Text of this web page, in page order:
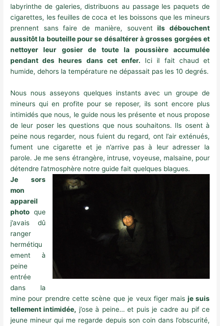
labyrinthe de galeries, distribuons au passage les paquets de
cigarettes, les feuilles de coca et les boissons que les mineurs
prennent sans faire de manière, souventils débouchent
aussitôt la bouteille pour se désaltérer à grosses gorgées et
nettoyer leur gosier de toute la poussière accumulée
pendant des heures dans cet enfer. Ici il fait chaud et
humide, dehors la température ne dépassait pas les 10 degrés.
Nous nous asseyons quelques instants avec un groupe de
mineurs qui en profite pour se reposer, ils sont encore plus
intimidés que nous, le guide nous les présente et nous propose
de leur poser les questions que nous souhaitons. Ils osent à
peine nous regarder, nous fuient du regard, ont l’air exténués,
fument une cigarette et je n’arrive pas à leur adresser la
parole. Je me sens étrangère, intruse, voyeuse, malsaine, pour
détendre l’atmosphère notre guide fait quelques blagues.
Je sors
mon
appareil
photoque
j’avais dû
ranger
hermétiqu
ement à
peine
entrée
dans la
mine pour prendre cette scène que je veux figer mais je suis
tellement intimidée, j’ose à peine… et puis je cadre au pif ce
jeune mineur qui me regarde depuis son coin dans l’obscurité,